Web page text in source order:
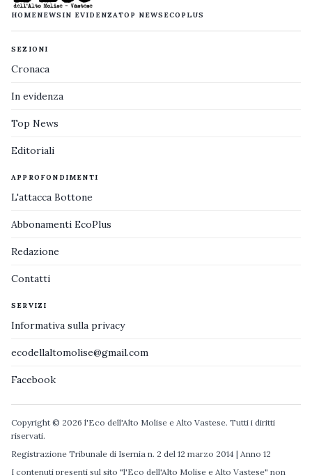
HOMENEWS IN EVIDENZATOP NEWS ECOPLUS
SEZIONI
Cronaca
In evidenza
Top News
Editoriali
APPROFONDIMENTI
L'attacca Bottone
Abbonamenti EcoPlus
Redazione
Contatti
SERVIZI
Informativa sulla privacy
ecodellaltomolise@gmail.com
Facebook
Copyright © 2026 l'Eco dell'Alto Molise e Alto Vastese. Tutti i diritti
riservati.
Registrazione Tribunale di Isernia n. 2 del 12 marzo 2014 | Anno 12
I contenuti presenti sul sito "l'Eco dell'Alto Molise e Alto Vastese" non